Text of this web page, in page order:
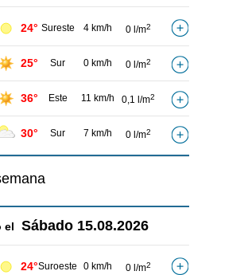
24° Sureste 4 km/h 0 l/m2
25° Sur 0 km/h 0 l/m2
36° Este 11 km/h 0,1 l/m2
30° Sur 7 km/h 0 l/m2
el Sábado 15.08.2026
24°Suroeste 0 km/h 0 l/m2